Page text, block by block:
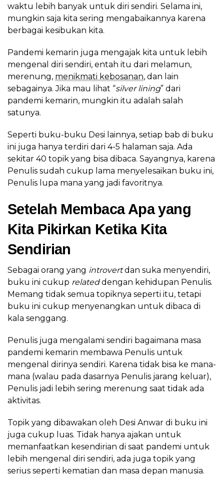
waktu lebih banyak untuk diri sendiri. Selama ini,
mungkin saja kita sering mengabaikannya karena
berbagai kesibukan kita.
Pandemi kemarin juga mengajak kita untuk lebih
mengenal diri sendiri, entah itu dari melamun,
merenung, menikmati kebosanan, dan lain
sebagainya. Jika mau lihat “silver lining” dari
pandemi kemarin, mungkin itu adalah salah
satunya.
Seperti buku-buku Desi lainnya, setiap bab di buku
ini juga hanya terdiri dari 4-5 halaman saja. Ada
sekitar 40 topik yang bisa dibaca. Sayangnya, karena
Penulis sudah cukup lama menyelesaikan buku ini,
Penulis lupa mana yang jadi favoritnya.
Setelah Membaca Apa yang
Kita Pikirkan Ketika Kita
Sendirian
Sebagai orang yang introvertdan suka menyendiri,
buku ini cukup relateddengan kehidupan Penulis.
Memang tidak semua topiknya seperti itu, tetapi
buku ini cukup menyenangkan untuk dibaca di
kala senggang.
Penulis juga mengalami sendiri bagaimana masa
pandemi kemarin membawa Penulis untuk
mengenal dirinya sendiri. Karena tidak bisa ke mana-
mana (walau pada dasarnya Penulis jarang keluar),
Penulis jadi lebih sering merenung saat tidak ada
aktivitas.
Topik yang dibawakan oleh Desi Anwar di buku ini
juga cukup luas. Tidak hanya ajakan untuk
memanfaatkan kesendirian di saat pandemi untuk
lebih mengenal diri sendiri, ada juga topik yang
serius seperti kematian dan masa depan manusia.